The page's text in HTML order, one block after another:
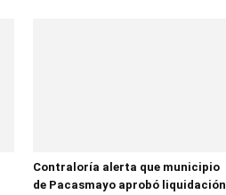
Contraloría alerta que municipio
de Pacasmayo aprobó liquidación